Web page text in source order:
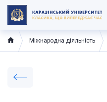
Міжнародна діяльність